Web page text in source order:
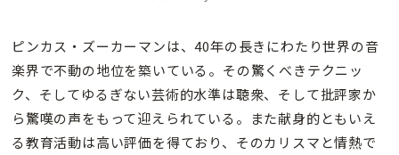
ピンカス・ズーカーマンは、40年の長きにわたり世界の音
楽界で不動の地位を築いている。その驚くべきテクニッ
ク、そしてゆるぎない芸術的水準は聴衆、そして批評家か
ら驚嘆の声をもって迎えられている。また献身的ともいえ
る教育活動は高い評価を得ており、そのカリスマと情熱で